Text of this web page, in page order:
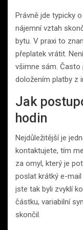
Právně jde typicky o
nájemní vztah
bytu. V praxi to
přeplatek vrátit.
všimne sám. Často
doložením platby z
Jak
hodin
Nejdůležitější je
kontaktujete, tím
za omyl, který je
poslat krátký e-mail
jste tak byli zvyklí
částku, variabilní
skončil.